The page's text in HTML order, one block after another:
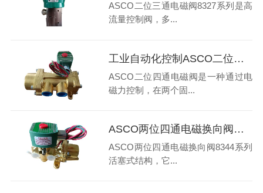
ASCO二位三通电磁阀8327系列是高
流量控制阀，多...
工业自动化控制ASCO二位四通电磁阀应用于哪些领域
ASCO二位四通电磁阀是一种通过电
磁力控制，在两个固...
ASCO两位四通电磁换向阀基本工作原理是什么
ASCO两位四通电磁换向阀8344系列
活塞式结构，它...